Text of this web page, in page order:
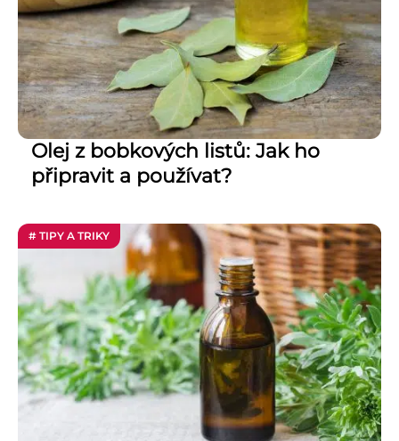
Olej z bobkových listů: Jak ho
připravit a používat?
# TIPY A TRIKY